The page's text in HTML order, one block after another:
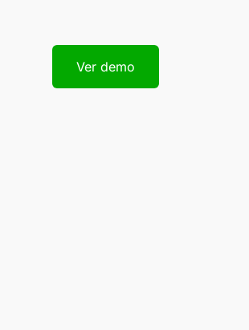
Ver demo